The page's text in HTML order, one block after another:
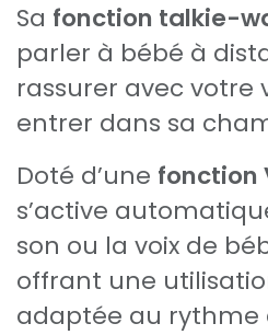
Sa fonction talkie-
parler à bébé à
rassurer avec votre
entrer dans sa
Doté d’une fonction
s’active
son ou la voix de
offrant une
adaptée au rythme